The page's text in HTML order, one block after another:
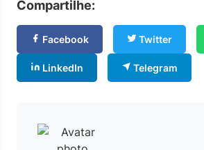
Compartilhe:
Facebook Twitter
LinkedIn Telegram